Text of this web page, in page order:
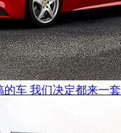
车 我们决定都来一套